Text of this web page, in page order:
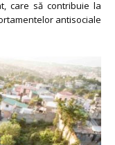
care să contribuie la
antisociale